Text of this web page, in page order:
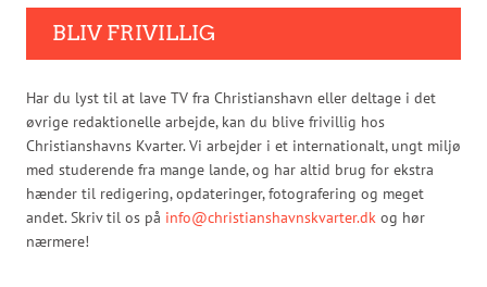
BLIV FRIVILLIG
Har du lyst til at lave TV fra Christianshavn eller deltage i det
øvrige redaktionelle arbejde, kan du blive frivillig hos
Christianshavns Kvarter. Vi arbejder i et internationalt, ungt miljø
med studerende fra mange lande, og har altid brug for ekstra
hænder til redigering, opdateringer, fotografering og meget
andet. Skriv til os på info@christianshavnskvarter.dk og hør
nærmere!